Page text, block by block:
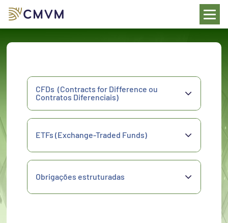
CFDs  (Contracts for Difference ou
Contratos Diferenciais)
ETFs (Exchange-Traded Funds)
Obrigações estruturadas